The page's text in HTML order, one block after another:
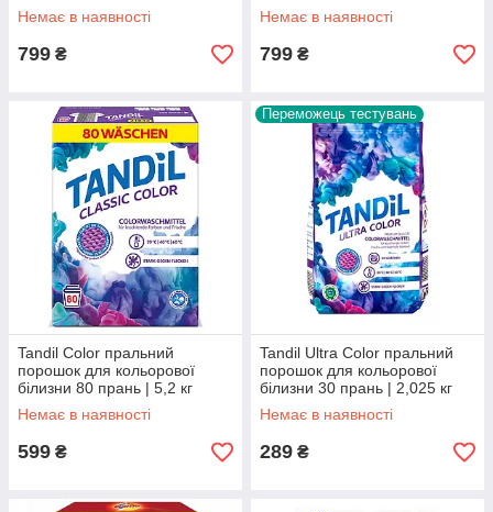
Немає в наявності
799 ₴
Немає в наявності
799 ₴
Tandil Color пральний
порошок для кольорової
білизни 80 прань | 5,2 кг
Немає в наявності
599 ₴
Переможець тестувань
Tandil Ultra Color пральний
порошок для кольорової
білизни 30 прань | 2,025 кг
Немає в наявності
289 ₴